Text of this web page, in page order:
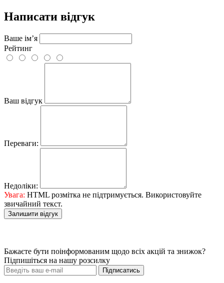
Написати відгук
Ваше ім’я
Рейтинг
Ваш відгук
Переваги:
Недоліки:
Увага: HTML розмітка не підтримується. Використовуйте
звичайний текст.
Залишити відгук
Бажаєте бути поінформованим щодо всіх акцій та знижок?
Підпишіться на нашу розсилку
Підписатись